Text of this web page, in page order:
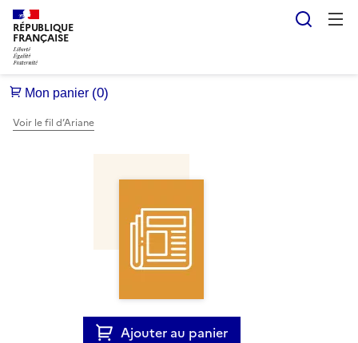
RÉPUBLIQUE
FRANÇAISE
Voir le fil d’Ariane
Ajouter au panier